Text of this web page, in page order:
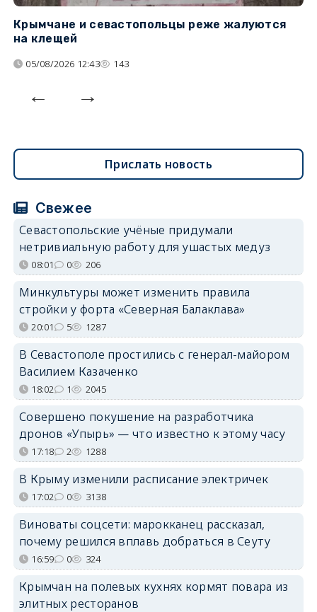
Крымчане и севастопольцы реже жалуются
на клещей
05/08/2026 12:43 143
Прислать новость
Свежее
Севастопольские учёные придумали
нетривиальную работу для ушастых медуз
08:01 0 206
Минкультуры может изменить правила
стройки у форта «Северная Балаклава»
20:01 5 1287
В Севастополе простились с генерал-майором
Василием Казаченко
18:02 1 2045
Совершено покушение на разработчика
дронов «Упырь» — что известно к этому часу
17:18 2 1288
В Крыму изменили расписание электричек
17:02 0 3138
Виноваты соцсети: марокканец рассказал,
почему решился вплавь добраться в Сеуту
16:59 0 324
Крымчан на полевых кухнях кормят повара из
элитных ресторанов